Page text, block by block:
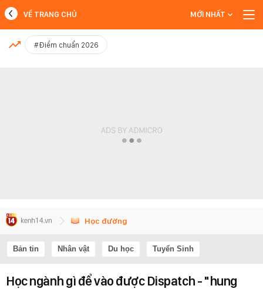
MỚI NHẤT
VỀ TRANG CHỦ MỚI NHẤT
#Điểm chuẩn 2026
Học đường
Bản tin Nhân vật Du học Tuyển Sinh
Học ngành gì để vào được Dispatch - "hung